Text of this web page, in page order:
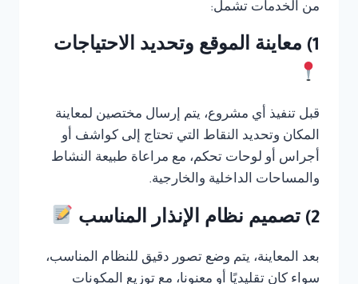
من الخدمات تشمل:
1) معاينة الموقع وتحديد الاحتياجات
قبل تنفيذ أي مشروع، يتم إرسال مختصين لمعاينة
المكان وتحديد النقاط التي تحتاج إلى كواشف أو
أجراس أو لوحات تحكم، مع مراعاة طبيعة النشاط
والمساحات الداخلية والخارجية.
2) تصميم نظام الإنذار المناسب
بعد المعاينة، يتم وضع تصور دقيق للنظام المناسب،
سواء كان تقليديًا أو معنونا، مع توزيع المكونات